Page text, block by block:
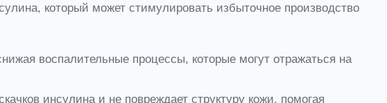
который может стимулировать избыточное производство
воспалительные процессы, которые могут отражаться на
инсулина и не повреждает структуру кожи, помогая